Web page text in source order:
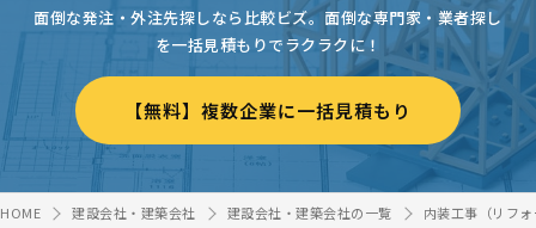
面倒な発注・外注先探しなら比較ビズ。 面倒な専門家・業者探し
を一括見積もりでラクラクに！
【無料】複数企業に一括見積もり
HOME 建設会社・建築会社 建設会社・建築会社の一覧 内装工事（リフ